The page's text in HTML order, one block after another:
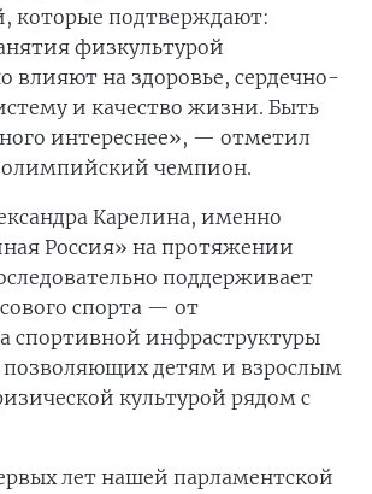
которые подтверждают:
физкультурой
влияют на здоровье, сердечно-
и качество жизни. Быть
интереснее», — отметил
олимпийский чемпион.
Карелина, именно
Россия» на протяжении
поддерживает
спорта — от
спортивной инфраструктуры
детям и взрослым
культурой рядом с
лет нашей парламентской